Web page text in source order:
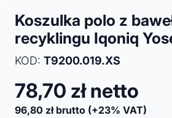
Koszulka polo z
recyklingu Iqoniq
KOD: T9200.019.XS
78,70 zł netto
96,80 zł brutto (+23% VAT)